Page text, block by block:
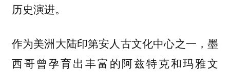
历史演进。
作为美洲大陆印第安人古文化中心之一，墨
西哥曾孕育出丰富的阿兹特克和玛雅文